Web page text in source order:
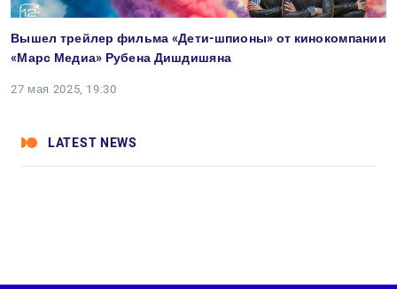
Вышел трейлер фильма «Дети-шпионы» от кинокомпании
«Марс Медиа» Рубена Дишдишяна
27 мая 2025, 19:30
LATEST NEWS